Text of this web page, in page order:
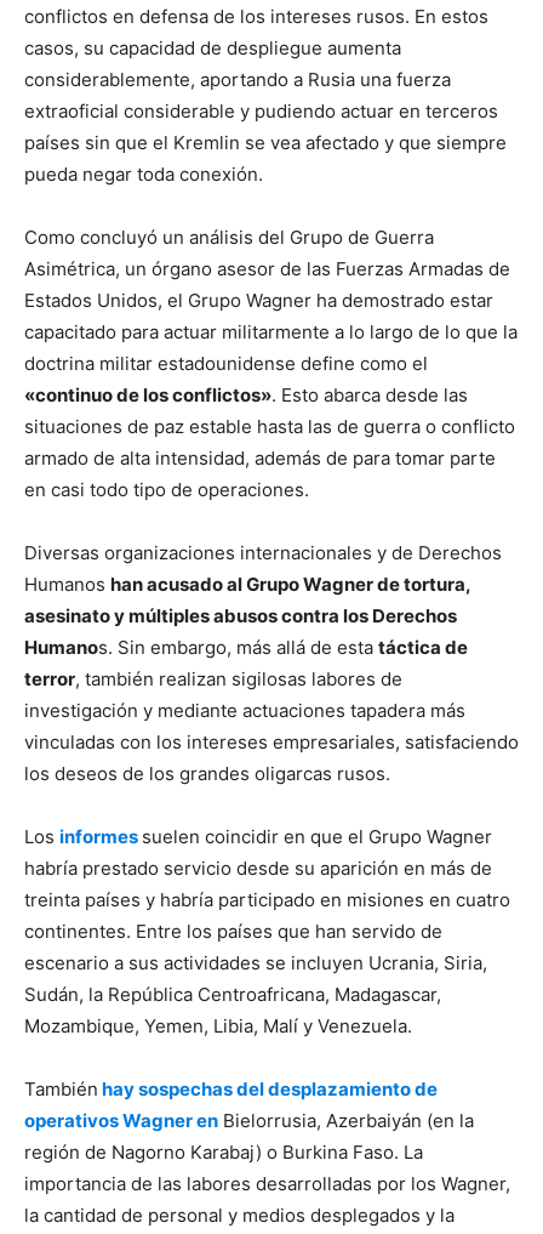
conflictos en defensa de los intereses rusos. En estos
casos, su capacidad de despliegue aumenta
considerablemente, aportando a Rusia una fuerza
extraoficial considerable y pudiendo actuar en terceros
países sin que el Kremlin se vea afectado y que siempre
pueda negar toda conexión.
Como concluyó un análisis del Grupo de Guerra
Asimétrica, un órgano asesor de las Fuerzas Armadas de
Estados Unidos, el Grupo Wagner ha demostrado estar
capacitado para actuar militarmente a lo largo de lo que la
doctrina militar estadounidense define como el
«continuo de los conflictos». Esto abarca desde las
situaciones de paz estable hasta las de guerra o conflicto
armado de alta intensidad, además de para tomar parte
en casi todo tipo de operaciones.
Diversas organizaciones internacionales y de Derechos
Humanos han acusado al Grupo Wagner de tortura,
asesinato y múltiples abusos contra los Derechos
Humanos. Sin embargo, más allá de esta táctica de
terror, también realizan sigilosas labores de
investigación y mediante actuaciones tapadera más
vinculadas con los intereses empresariales, satisfaciendo
los deseos de los grandes oligarcas rusos.
Los informes suelen coincidir en que el Grupo Wagner
habría prestado servicio desde su aparición en más de
treinta países y habría participado en misiones en cuatro
continentes. Entre los países que han servido de
escenario a sus actividades se incluyen Ucrania, Siria,
Sudán, la República Centroafricana, Madagascar,
Mozambique, Yemen, Libia, Malí y Venezuela.
También hay sospechas del desplazamiento de
operativos Wagner en Bielorrusia, Azerbaiyán (en la
región de Nagorno Karabaj) o Burkina Faso. La
importancia de las labores desarrolladas por los Wagner,
la cantidad de personal y medios desplegados y la